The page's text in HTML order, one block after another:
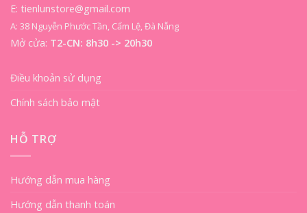
E: tienlunstore@gmail.com
A: 38 Nguyễn Phước Tần, Cẩm Lệ, Đà Nẵng
Mở cửa: T2-CN: 8h30 -> 20h30
Điều khoản sử dụng
Chính sách bảo mật
HỖ TRỢ
Hướng dẫn mua hàng
Hướng dẫn thanh toán